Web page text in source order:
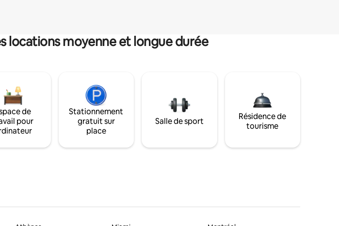
locations moyenne et longue durée
de
pour
Stationnement
gratuit sur
place
Salle de sport
Résidence de
tourisme